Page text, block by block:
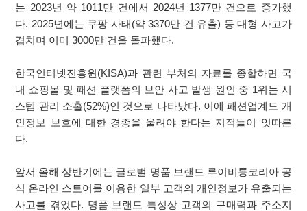
는 2023년 약 1011만 건에서 2024년 1377만 건으로 증가했
다. 2025년에는 쿠팡 사태(약 3370만 건 유출) 등 대형 사고가
겹치며 이미 3000만 건을 돌파했다.
한국인터넷진흥원(KISA)과 관련 부처의 자료를 종합하면 국
내 쇼핑몰 및 패션 플랫폼의 보안 사고 발생 원인 중 1위는 시
스템 관리 소홀(52%)인 것으로 나타났다. 이에 패션업계도 개
인정보 보호에 대한 경종을 울려야 한다는 지적들이 잇따른
다.
앞서 올해 상반기에는 글로벌 명품 브랜드 루이비통코리아 공
식 온라인 스토어를 이용한 일부 고객의 개인정보가 유출되는
사고를 겪었다. 명품 브랜드 특성상 고객의 구매력과 주소지